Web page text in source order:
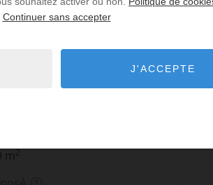
m2
Continuer sans accepter
J'ACCEPTE